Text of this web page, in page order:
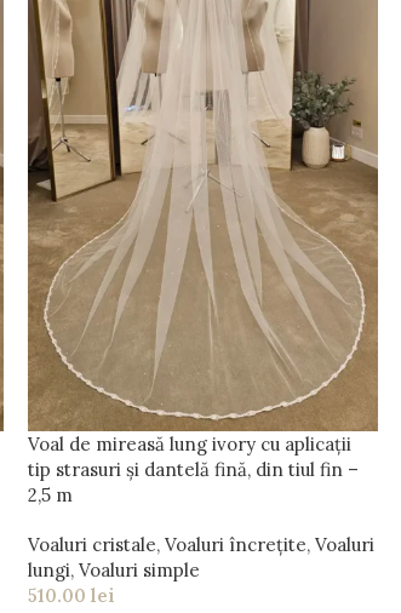
Voal de mireasă lung ivory cu aplicații
tip strasuri și dantelă fină, din tiul fin –
2,5 m
Voaluri cristale, Voaluri încrețite, Voaluri
lungi, Voaluri simple
510.00 lei